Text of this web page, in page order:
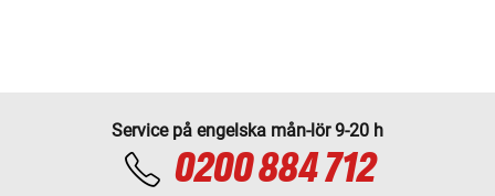
Service på engelska mån-lör 9-20 h
0200 884 712